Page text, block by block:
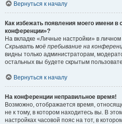
Вернуться к началу
Как избежать появления моего имени в
конференции»?
На вкладке «Личные настройки» в
Скрывать моё пребывание на
видны только администраторам,
остальных вы будете скрытым
Вернуться к началу
На конференции неправильное время!
Возможно, отображается время,
не к тому, в котором находитесь вы. В
настройках часовой пояс на тот, в